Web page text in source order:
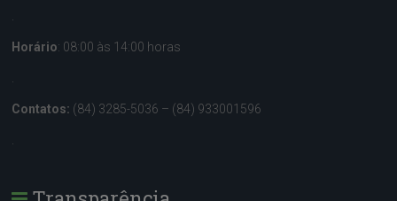
.
Horário: 08:00 às 14:00 horas
.
Contatos: (84) 3285-5036 – (84) 933001596
.